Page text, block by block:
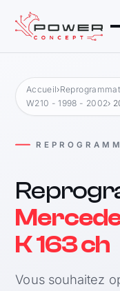
Accueil›
W210 - 1998 - 2002›
K 163 ch
Vous souhaitez